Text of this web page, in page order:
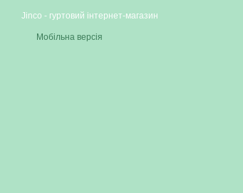
Jinco - гуртовий інтернет-магазин
Мобільна версія